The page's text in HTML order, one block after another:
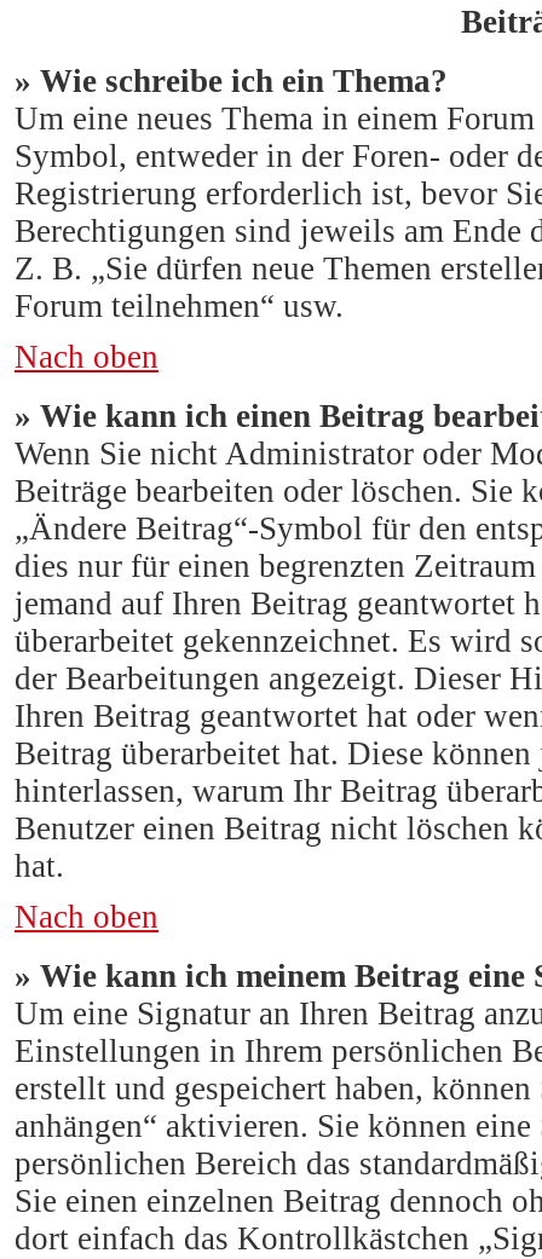
» Wie schreibe ich ein Thema?
Um eine neues Thema in einem
Symbol, entweder in der Foren- oder
Registrierung erforderlich ist, bevor
Berechtigungen sind jeweils am Ende
Z. B. „Sie dürfen neue Themen
Forum teilnehmen“ usw.
Nach oben
» Wie kann ich einen Beitrag
Wenn Sie nicht Administrator oder
Beiträge bearbeiten oder löschen. Sie
„Ändere Beitrag“-Symbol für den
dies nur für einen begrenzten
jemand auf Ihren Beitrag geantwortet
überarbeitet gekennzeichnet. Es wird
der Bearbeitungen angezeigt. Dieser
Ihren Beitrag geantwortet hat oder
Beitrag überarbeitet hat. Diese
hinterlassen, warum Ihr Beitrag
Benutzer einen Beitrag nicht löschen
hat.
Nach oben
» Wie kann ich meinem Beitrag eine
Um eine Signatur an Ihren Beitrag
Einstellungen in Ihrem persönlichen
erstellt und gespeichert haben,
anhängen“ aktivieren. Sie können
persönlichen Bereich das
Sie einen einzelnen Beitrag dennoch
dort einfach das Kontrollkästchen